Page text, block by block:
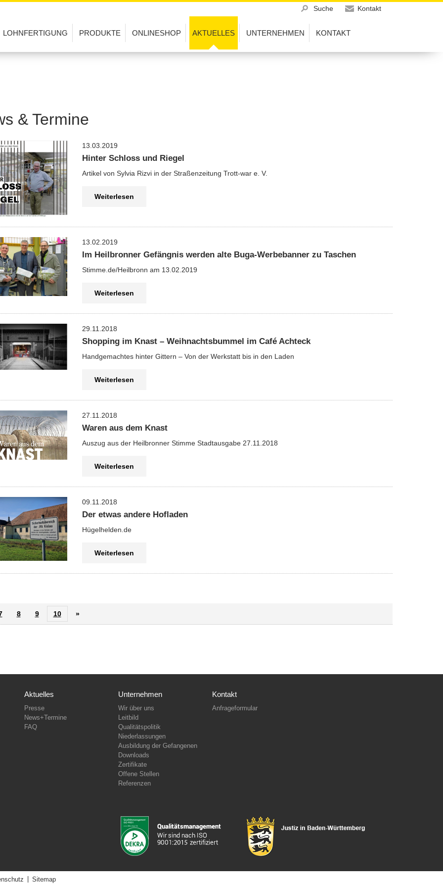
& Termine
13.03.2019
Hinter Schloss und Riegel
Artikel von Sylvia Rizvi in der Straßenzeitung Trott-war e. V.
Weiterlesen
13.02.2019
Im Heilbronner Gefängnis werden alte Buga-Werbebanner zu Taschen
Stimme.de/Heilbronn am 13.02.2019
Weiterlesen
29.11.2018
Shopping im Knast – Weihnachtsbummel im Café Achteck
Handgemachtes hinter Gittern – Von der Werkstatt bis in den Laden
Weiterlesen
27.11.2018
Waren aus dem Knast
Auszug aus der Heilbronner Stimme Stadtausgabe 27.11.2018
Weiterlesen
09.11.2018
Der etwas andere Hofladen
Hügelhelden.de
Weiterlesen
8 9 10 »
Aktuelles
Presse
News+Termine
FAQ
Unternehmen
Wir über uns
Leitbild
Qualitätspolitik
Niederlassungen
Ausbildung der Gefangenen
Downloads
Zertifikate
Offene Stellen
Referenzen
Kontakt
Anfrageformular
Sitemap
LOHNFERTIGUNG
Holzbearbeitung
Metallverarbeitung
Kunststoff
Papier / Druck
Malerei / Lackiererei
Textil / Leder
PRODUKTE
Geschenkideen
Saisonales
Wer macht was?
ONLINESHOP AKTUELLES UNTERNEHMEN KONTAKT
Suche Kontakt